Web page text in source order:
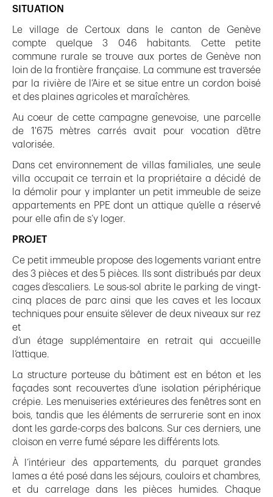
SITUATION
Le village de Certoux dans le canton de Genève
compte quelque 3 046 habitants. Cette petite
commune rurale se trouve aux portes de Genève non
loin de la frontière française. La commune est traversée
par la rivière de l’Aire et se situe entre un cordon boisé
et des plaines agricoles et maraîchères.
Au coeur de cette campagne genevoise, une parcelle
de 1'675 mètres carrés avait pour vocation d’être
valorisée.
Dans cet environnement de villas familiales, une seule
villa occupait ce terrain et la propriétaire a décidé de
la démolir pour y implanter un petit immeuble de seize
appartements en PPE dont un attique qu’elle a réservé
pour elle afin de s’y loger.
PROJET
Ce petit immeuble propose des logements variant entre
des 3 pièces et des 5 pièces. Ils sont distribués par deux
cages d’escaliers. Le sous-sol abrite le parking de vingt-
cinq places de parc ainsi que les caves et les locaux
techniques pour ensuite s’élever de deux niveaux sur rez
et
d’un étage supplémentaire en retrait qui accueille
l’attique.
La structure porteuse du bâtiment est en béton et les
façades sont recouvertes d’une isolation périphérique
crépie. Les menuiseries extérieures des fenêtres sont en
bois, tandis que les éléments de serrurerie sont en inox
dont les garde-corps des balcons. Sur ces derniers, une
cloison en verre fumé sépare les différents lots.
À l’intérieur des appartements, du parquet grandes
lames a été posé dans les séjours, couloirs et chambres,
et du carrelage dans les pièces humides. Chaque